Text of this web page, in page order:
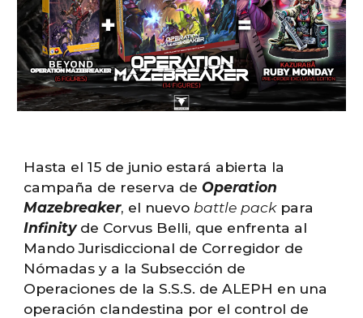
Hasta el 15 de junio estará abierta la
campaña de reserva de Operation
Mazebreaker, el nuevo battle packpara
Infinityde Corvus Belli, que enfrenta al
Mando Jurisdiccional de Corregidor de
Nómadas y a la Subsección de
Operaciones de la S.S.S. de ALEPH en una
operación clandestina por el control de